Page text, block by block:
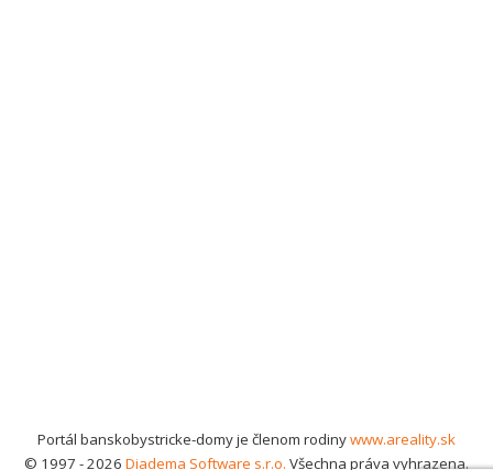
Portál banskobystricke-domy je členom rodinywww.areality.sk
© 1997 - 2026 Diadema Software s.r.o. Všechna práva vyhrazena.